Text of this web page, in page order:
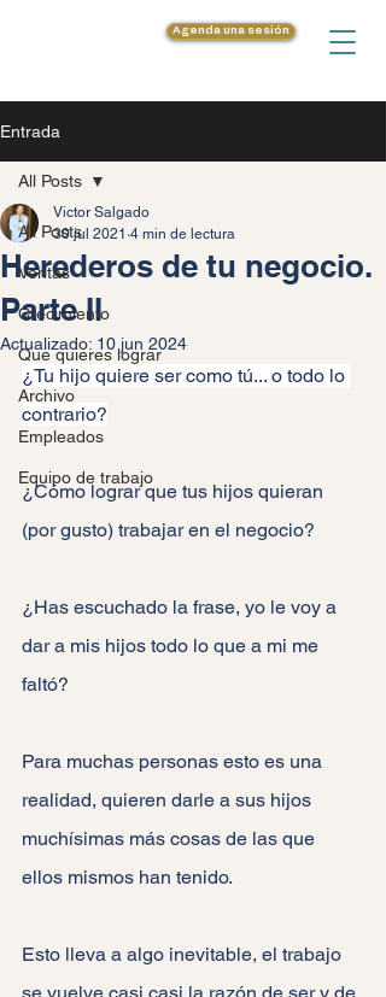
Agenda una sesión
Entrada
All Posts
Ventas
Crecimiento
Que quieres lograr
Archivo
Empleados
Equipo de trabajo
All Posts
Herederos de tu negocio.
Parte II
Victor Salgado
30 jul 2021 4 min de lectura
Actualizado: 10 jun 2024
¿Tu hijo quiere ser como tú... o todo lo
contrario?
¿Cómo lograr que tus hijos quieran
(por gusto) trabajar en el negocio?
¿Has escuchado la frase, yo le voy a
dar a mis hijos todo lo que a mi me
faltó?
Para muchas personas esto es una
realidad, quieren darle a sus hijos
muchísimas más cosas de las que
ellos mismos han tenido.
Esto lleva a algo inevitable, el trabajo